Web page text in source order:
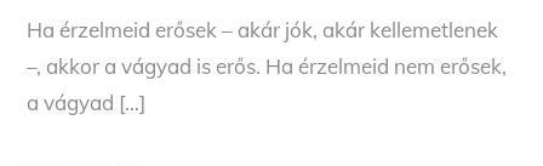
Ha érzelmeid erősek – akár jók, akár kellemetlenek
–, akkor a vágyad is erős. Ha érzelmeid nem erősek,
a vágyad […]